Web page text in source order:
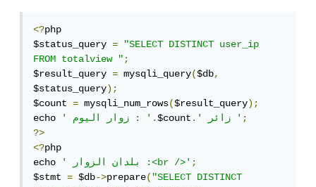
<?php
$status_query =
"SELECT DISTINCT user_ip
FROM totalview ";
$result_query = mysqli_query($db,
$status_query);
$count = mysqli_num_rows($result_query);
echo
' زوار اليوم : '.$count. ' زائر ';
?>
<?php
echo
' بلدان الزوار :<br />';
$stmt = $db->prepare("SELECT DISTINCT